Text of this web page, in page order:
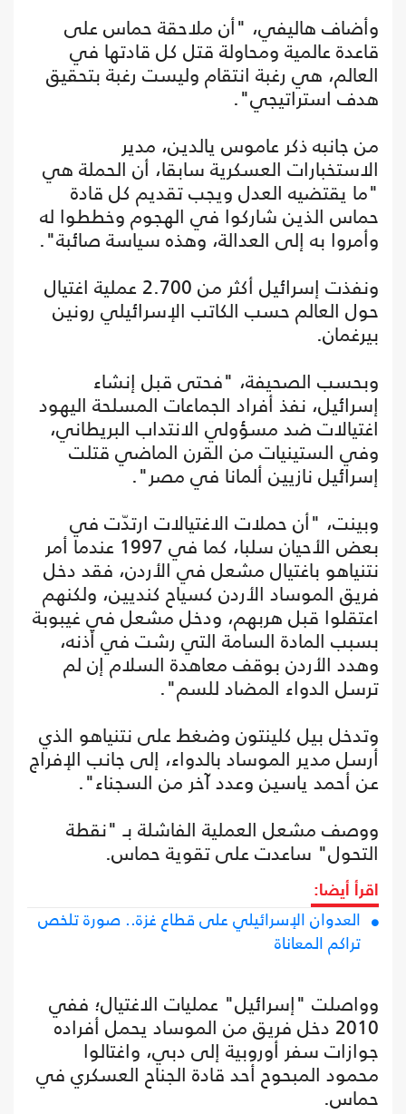
وأضاف هاليفي، "أن ملاحقة حماس على
قاعدة عالمية ومحاولة قتل كل قادتها في
العالم، هي رغبة انتقام وليست رغبة بتحقيق
هدف استراتيجي".
من جانبه ذكر عاموس يالدين، مدير
الاستخبارات العسكرية سابقا، أن الحملة هي
"ما يقتضيه العدل ويجب تقديم كل قادة
حماس الذين شاركوا في الهجوم وخططوا له
وأمروا به إلى العدالة، وهذه سياسة صائبة".
ونفذت إسرائيل أكثر من 2.700 عملية اغتيال
حول العالم حسب الكاتب الإسرائيلي رونين
بيرغمان.
وبحسب الصحيفة، "فحتى قبل إنشاء
إسرائيل، نفذ أفراد الجماعات المسلحة اليهود
اغتيالات ضد مسؤولي الانتداب البريطاني،
وفي الستينيات من القرن الماضي قتلت
إسرائيل نازيين ألمانا في مصر".
وبينت، "أن حملات الاغتيالات ارتدّت في
بعض الأحيان سلبا، كما في 1997 عندما أمر
نتنياهو باغتيال مشعل في الأردن، فقد دخل
فريق الموساد الأردن كسياح كنديين، ولكنهم
اعتقلوا قبل هربهم، ودخل مشعل في غيبوبة
بسبب المادة السامة التي رشت في أذنه،
وهدد الأردن بوقف معاهدة السلام إن لم
ترسل الدواء المضاد للسم".
وتدخل بيل كلينتون وضغط على نتنياهو الذي
أرسل مدير الموساد بالدواء، إلى جانب الإفراج
عن أحمد ياسين وعدد آخر من السجناء".
ووصف مشعل العملية الفاشلة بـ "نقطة
التحول" ساعدت على تقوية حماس.
اقرأ أيضا:
العدوان الإسرائيلي على قطاع غزة.. صورة تلخص
تراكم المعاناة
وواصلت "إسرائيل" عمليات الاغتيال؛ ففي
2010 دخل فريق من الموساد يحمل أفراده
جوازات سفر أوروبية إلى دبي، واغتالوا
محمود المبحوح أحد قادة الجناح العسكري في
حماس.